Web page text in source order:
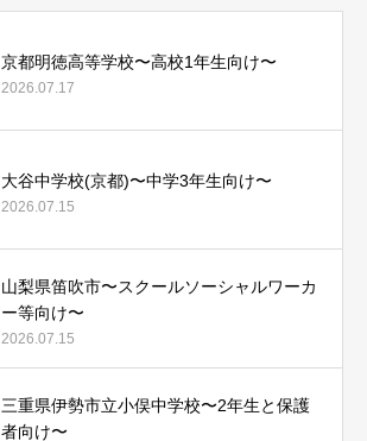
京都明徳高等学校〜高校1年生向け〜
2026.07.17
大谷中学校(京都)〜中学3年生向け〜
2026.07.15
山梨県笛吹市〜スクールソーシャルワーカ
ー等向け〜
2026.07.15
三重県伊勢市立小俣中学校〜2年生と保護
者向け〜